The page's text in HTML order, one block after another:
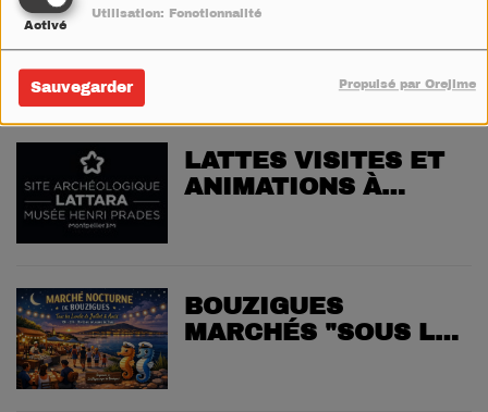
Activé
Utilisation: Fonctionnalité
Sauvegarder Propulsé par Orejime
PIGNAN MARCHÉS
LATTES VISITES ET
ANIMATIONS À
BOUZIGUES
MARCHÉS "SOUS LA